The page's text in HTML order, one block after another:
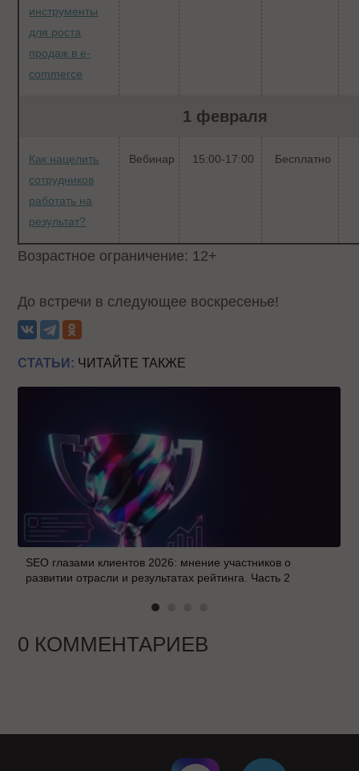
инструменты
для роста
продаж в e-
commerce
1 февраля
Как нацелить
сотрудников
работать на
результат?
Вебинар 15:00-17:00 Бесплатно
Возрастное ограничение: 12+
До встречи в следующее воскресенье!
СТАТЬИ: ЧИТАЙТЕ ТАКЖЕ
SEO глазами клиентов 2026: мнение участников о
развитии отрасли и результатах рейтинга. Часть 2
0 КОММЕНТАРИЕВ